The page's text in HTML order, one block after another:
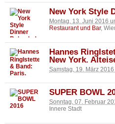
New York Style
Montag, 13. Juni 2016
Restaurant und Bar,
Hannes
New York.
Samstag, 19. März
SUPER BOWL
Sonntag, 07. Februar
Innere Stadt